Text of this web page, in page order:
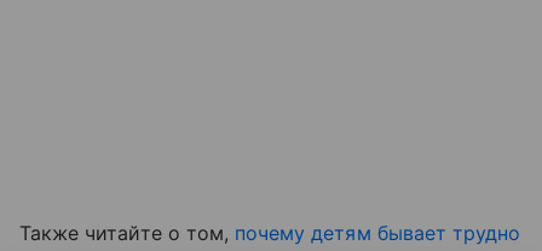
Также читайте о том, почему детям бывает трудно